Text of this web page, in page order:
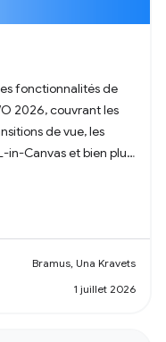
fonctionnalités de
2026, couvrant les
de vue, les
in-Canvas et bien plus
Bramus, Una Kravets
1 juillet 2026